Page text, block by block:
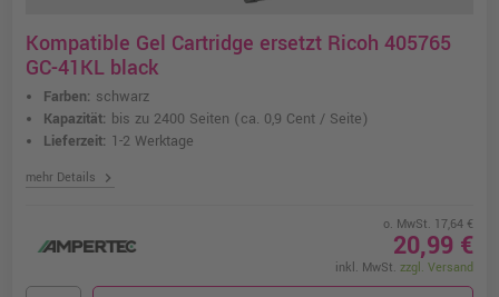
Kompatible Gel Cartridge ersetzt Ricoh 405765
GC-41KL black
Farben: schwarz
Kapazität: bis zu 2400 Seiten (ca. 0,9 Cent / Seite)
Lieferzeit: 1-2 Werktage
mehr Details chevron_right
o. MwSt. 17,64 €
20,99 €
inkl. MwSt. zzgl. Versand